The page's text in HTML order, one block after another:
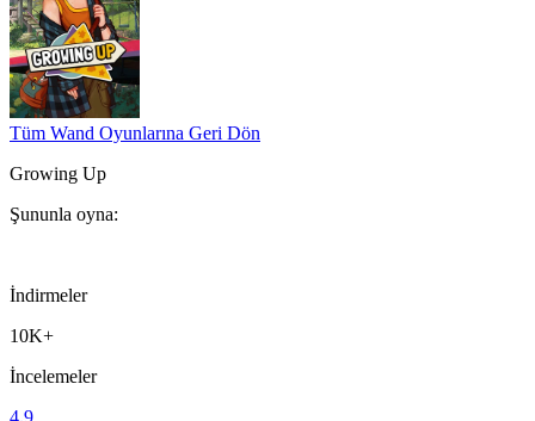
Tüm Wand Oyunlarına Geri Dön
Growing Up
Şununla oyna:
İndirmeler
10K+
İncelemeler
4.9